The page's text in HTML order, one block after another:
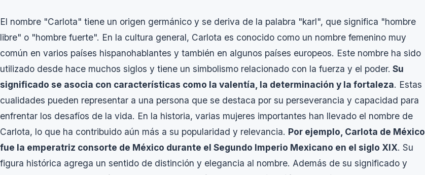
El nombre "Carlota" tiene un origen germánico y se deriva de la palabra "karl", que significa "hombre
libre" o "hombre fuerte". En la cultura general, Carlota es conocido como un nombre femenino muy
común en varios países hispanohablantes y también en algunos países europeos. Este nombre ha sido
utilizado desde hace muchos siglos y tiene un simbolismo relacionado con la fuerza y el poder. Su
significado se asocia con características como la valentía, la determinación y la fortaleza. Estas
cualidades pueden representar a una persona que se destaca por su perseverancia y capacidad para
enfrentar los desafíos de la vida. En la historia, varias mujeres importantes han llevado el nombre de
Carlota, lo que ha contribuido aún más a su popularidad y relevancia. Por ejemplo, Carlota de México
fue la emperatriz consorte de México durante el Segundo Imperio Mexicano en el siglo XIX. Su
figura histórica agrega un sentido de distinción y elegancia al nombre. Además de su significado y